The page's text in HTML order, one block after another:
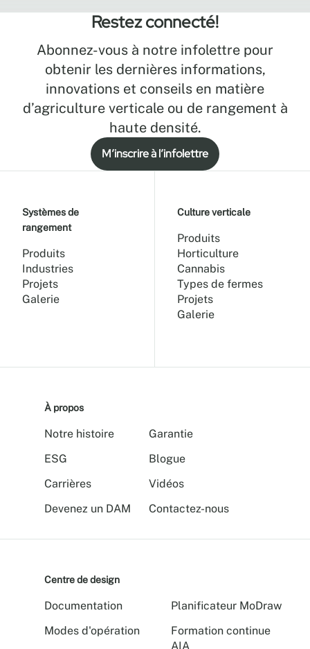
Restez connecté!
Abonnez-vous à notre infolettre pour
obtenir les dernières informations,
innovations et conseils en matière
d’agriculture verticale ou de rangement à
haute densité.
M’inscrire à l’infolettre
Systèmes de
rangement
Produits
Industries
Projets
Galerie
Culture verticale
Produits
Horticulture
Cannabis
Types de fermes
Projets
Galerie
À propos
Notre histoire
ESG
Carrières
Devenez un DAM
Garantie
Blogue
Vidéos
Contactez-nous
Centre de design
Documentation
Modes d'opération
Planificateur MoDraw
Formation continue
AIA